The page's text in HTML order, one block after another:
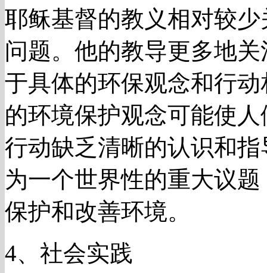
耶稣基督的教义相对较
问题。他的教导更多地
于具体的环保观念和行
的环境保护观念可能使
行动缺乏清晰的认识和
为一个世界性的重大议
保护和改善环境。
4、社会实践